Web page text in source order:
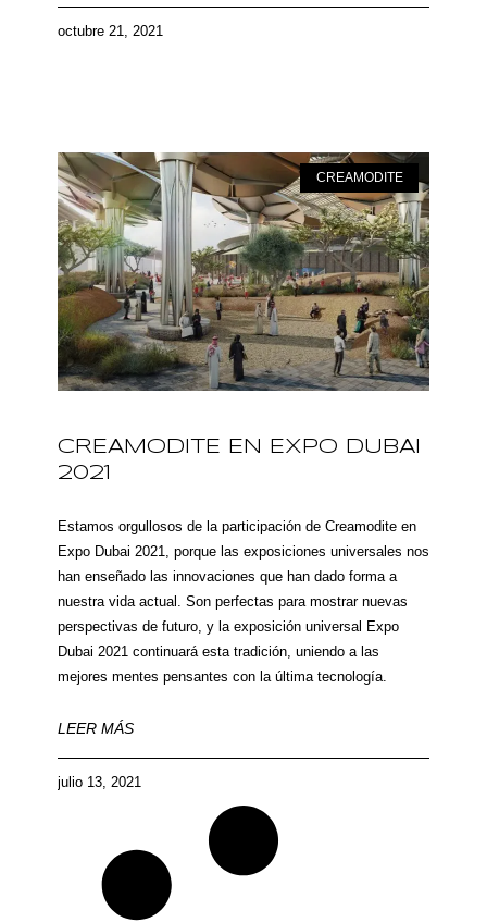
octubre 21, 2021
CREAMODITE
CREAMODITE EN EXPO DUBAI
2021
Estamos orgullosos de la participación de Creamodite en
Expo Dubai 2021, porque las exposiciones universales nos
han enseñado las innovaciones que han dado forma a
nuestra vida actual. Son perfectas para mostrar nuevas
perspectivas de futuro, y la exposición universal Expo
Dubai 2021 continuará esta tradición, uniendo a las
mejores mentes pensantes con la última tecnología.
LEER MÁS
julio 13, 2021